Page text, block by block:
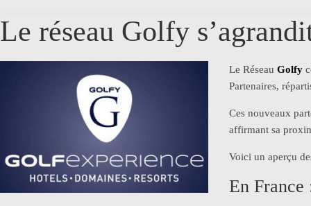
Le réseau Golfy
Le Réseau Golfy
Partenaires,
Ces nouveaux
affirmant sa
Voici un aperçu
En France